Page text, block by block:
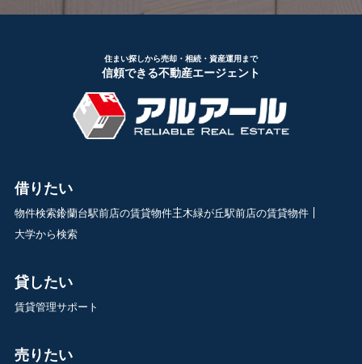
住まい探しから売却・相続・資産運用まで
信頼できる不動産エージェント
借りたい
物件検索鈴蘭台駅前店の賃貸物件三木緑が丘駅前店の賃貸物件
大学から検索
貸したい
賃貸管理サポート
売りたい